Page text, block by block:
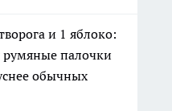
и 1 яблоко:
румяные палочки
обычных